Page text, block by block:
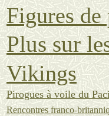
Figures de
Plus sur
Vikings
Pirogues à voile du
Rencontres franco-